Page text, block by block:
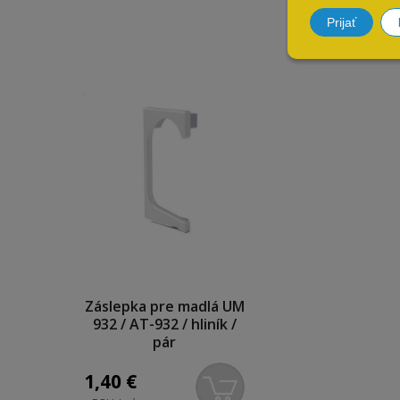
Prijať
Záslepka pre madlá UM
932 / AT-932 / hliník /
pár
1,40 €